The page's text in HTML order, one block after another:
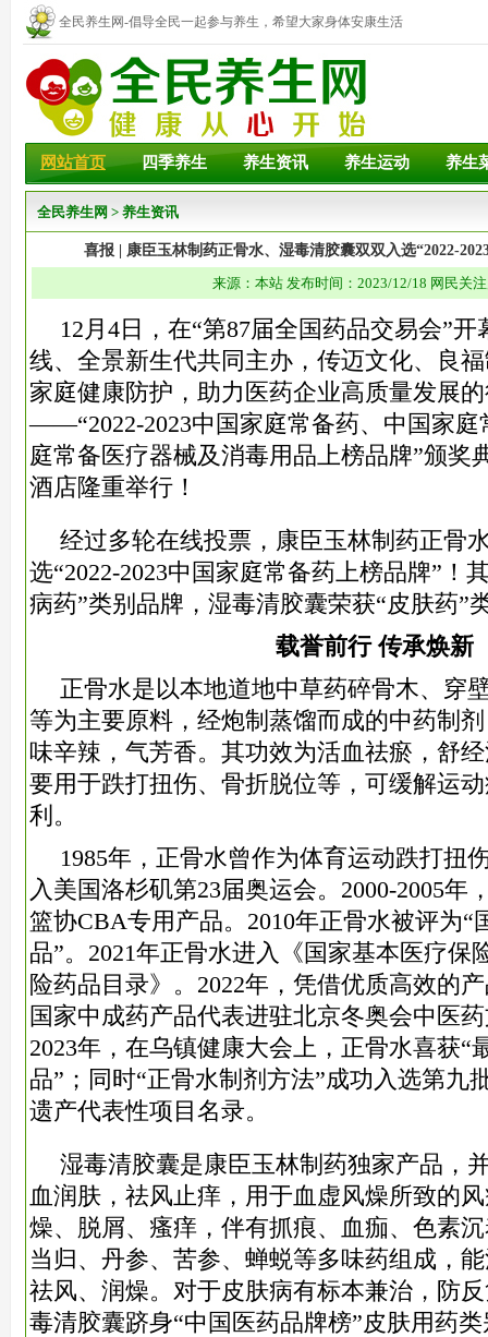
全民养生网-倡导全民一起参与养生，希望大家身体安康生活
幸福！
网站首页 四季养生 养生资讯 养生运动 养生
全民养生网 > 养生资讯
喜报 | 康臣玉林制药正骨水、湿毒清胶囊双双入选“2022-
来源：本站 发布时间：2023/12/18 网民关
12月4日，在“第87届全国药品交易会”
线、全景新生代共同主办，传迈文化、良
家庭健康防护，助力医药企业高质量发展
——“2022-2023中国家庭常备药、中国家庭
庭常备医疗器械及消毒用品上榜品牌”颁奖
酒店隆重举行！
经过多轮在线投票，康臣玉林制药正骨
选“2022-2023中国家庭常备药上榜品牌”！
病药”类别品牌，湿毒清胶囊荣获“皮肤药”
载誉前行 传承焕新
正骨水是以本地道地中草药碎骨木、穿
等为主要原料，经炮制蒸馏而成的中药制
味辛辣，气芳香。其功效为活血祛瘀，舒
要用于跌打扭伤、骨折脱位等，可缓解运
利。
1985年，正骨水曾作为体育运动跌打扭
入美国洛杉矶第23届奥运会。2000-2005年
篮协CBA专用产品。2010年正骨水被评为“
品”。2021年正骨水进入《国家基本医疗保
险药品目录》。2022年，凭借优质高效的
国家中成药产品代表进驻北京冬奥会中医
2023年，在乌镇健康大会上，正骨水喜获“
品”；同时“正骨水制剂方法”成功入选第九
遗产代表性项目名录。
湿毒清胶囊是康臣玉林制药独家产品，
血润肤，祛风止痒，用于血虚风燥所致的
燥、脱屑、瘙痒，伴有抓痕、血痂、色素
当归、丹参、苦参、蝉蜕等多味药组成，
祛风、润燥。对于皮肤病有标本兼治，防
毒清胶囊跻身“中国医药品牌榜”皮肤用药